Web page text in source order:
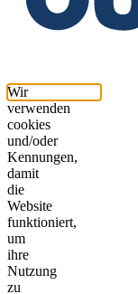
Wir
verwenden
cookies
und/oder
Kennungen,
damit
die
Website
funktioniert,
um
ihre
Nutzung
zu